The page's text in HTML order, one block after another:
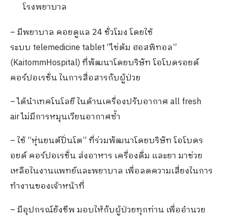
โรงพยาบาล
– มีพยาบาล คอยดูแล 24 ชั่วโมง โดยใช้
ระบบ telemedicine tablet “ไข่ต้ม ฮอสพิทอล”
(KaitommHospital) ที่พัฒนาโดยบริษัท โอโบดรอยด์
คอร์ปอเรชั่น ในการสื่อสารกับผู้ป่วย
– ได้นำเทคโนโลยี ในด้านเครื่องปรับอากาศ all fresh
air ไม่มีการหมุนเวียนอากาศซ้ำ
– ใช้ “หุ่นยนต์ปิ่นโต” ที่ร่วมพัฒนาโดยบริษัท โอโบดร
อยด์ คอร์ปอเรชั่น ส่งอาหาร เครื่องดื่ม และยา มาช่วย
เหลือในงานแพทย์และพยาบาล เพื่อลดความเสี่ยงในการ
ทำงานของเจ้าหน้าที่
– มีอุปกรณ์ยังชีพ มอบให้กับผู้ป่วยทุกท่าน เพื่ออำนวย